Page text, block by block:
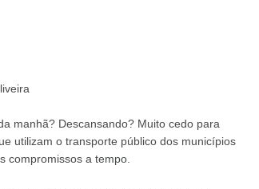
manhã? Descansando? Muito cedo para
utilizam o transporte público dos municípios
compromissos a tempo.